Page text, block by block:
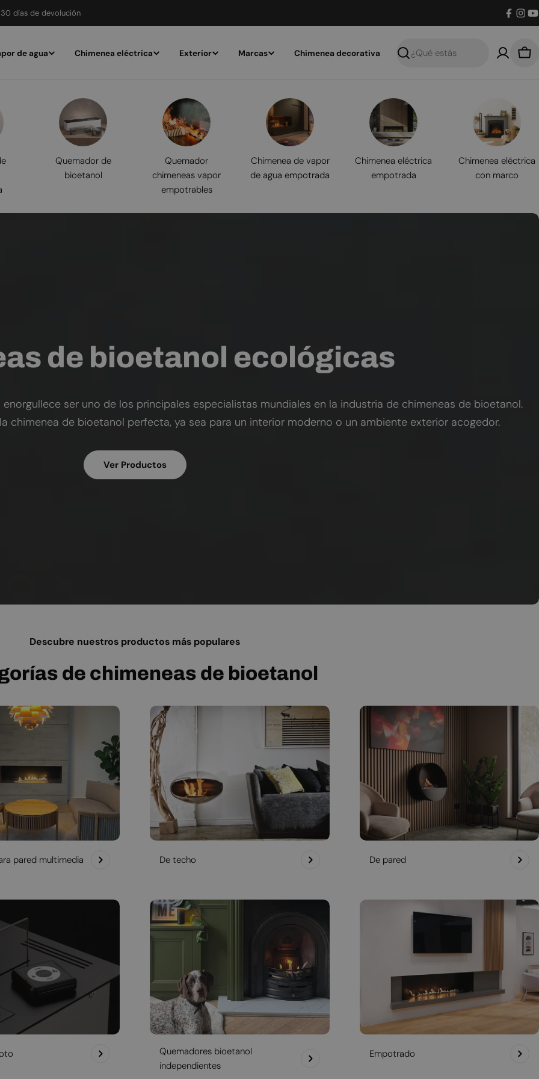
30 días de devolución
de agua Chimenea eléctrica Exterior Marcas Chimenea decorativa
Buscar
Quemador de
bioetanol
Quemador
chimeneas vapor
empotrables
Chimenea de vapor
de agua empotrada
Chimenea eléctrica
empotrada
Chimenea eléctrica
con marco
de bioetanol ecológicas
ser uno de los principales especialistas mundiales en la industria de chimeneas de bioetanol.
chimenea de bioetanol perfecta, ya sea para un interior moderno o un ambiente exterior acogedor.
Ver Productos
Descubre nuestros productos más populares
de chimeneas de bioetanol
pared multimedia De techo De pared
Quemadores bioetanol
independientes
Empotrado